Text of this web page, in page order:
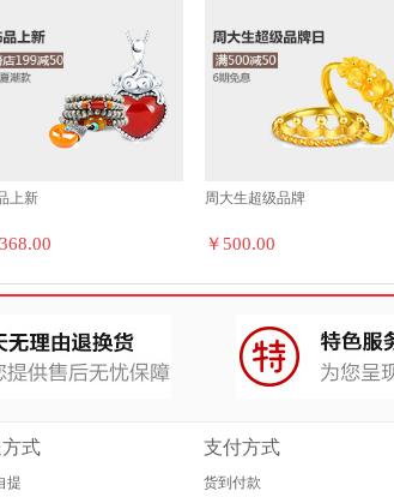
上新 周大生超级品牌
￥500.00
式
提
支付方式
货到付款